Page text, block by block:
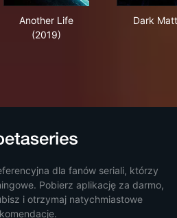
Another Life
(2019)
Dark
dla fanów seriali, którzy
Pobierz aplikację za darmo,
i otrzymaj natychmiastowe